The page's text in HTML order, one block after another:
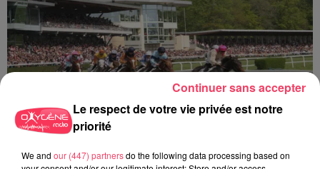
16 juillet 2026
Le respect de votre vie privée est notre
priorité
We and our (447) partnersdo the following data processing based on
Continuer sans accepter